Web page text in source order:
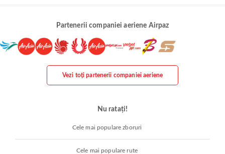
Partenerii companiei aeriene Airpaz
Vezi toți partenerii companiei aeriene
Nu ratați!
Cele mai populare zboruri
Cele mai populare rute